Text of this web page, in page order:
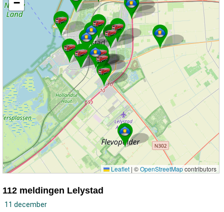
−
Leaflet | ©OpenStreetMapcontributors
112 meldingen Lelystad
11 december